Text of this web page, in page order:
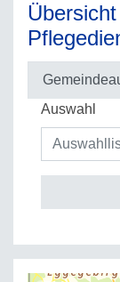
Auswahl